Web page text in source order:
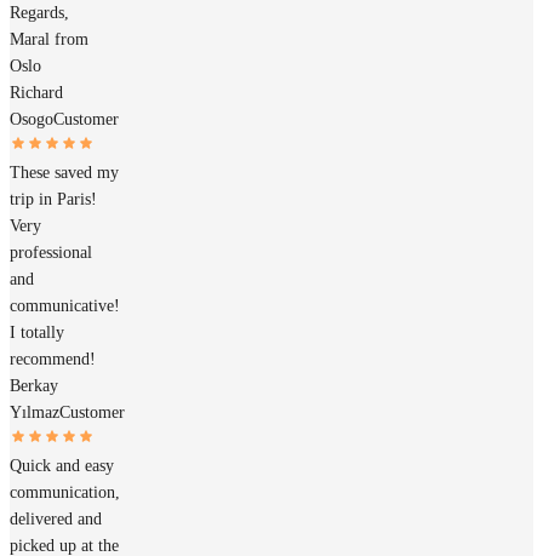
Regards,
Maral from
Oslo
Richard
OsogoCustomer
These saved my
trip in Paris!
Very
professional
and
communicative!
I totally
recommend!
Berkay
YılmazCustomer
Quick and easy
communication,
delivered and
picked up at the